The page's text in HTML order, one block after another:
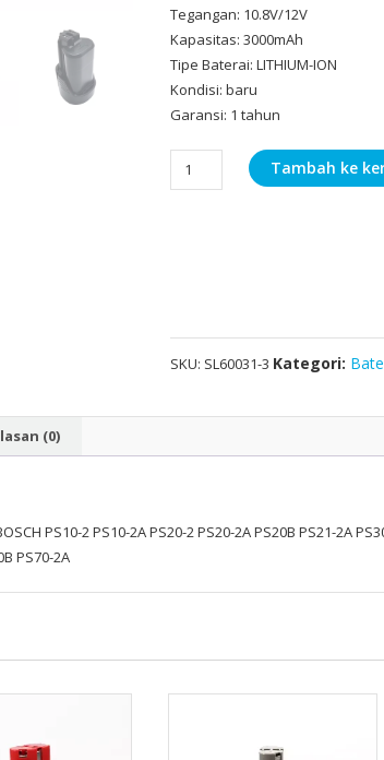
Tegangan: 10.8V/12V
Kapasitas: 3000mAh
Tipe Baterai: LITHIUM-ION
Kondisi: baru
Garansi: 1 tahun
10.8V/12V
PS10-
2
2
PS20B
PS30B
Tambah ke
SKU: SL60031-3 Kategori:
(0)
PS10-2 PS10-2A PS20-2 PS20-2A PS20B PS21-2A
PS70-2A